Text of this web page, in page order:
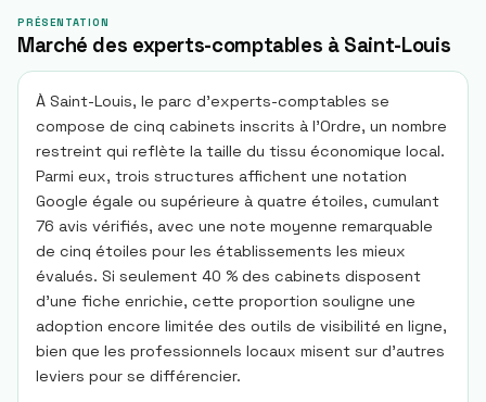
PRÉSENTATION
Marché des experts-comptables à Saint-Louis
À Saint-Louis, le parc d’experts-comptables se
compose de cinq cabinets inscrits à l’Ordre, un nombre
restreint qui reflète la taille du tissu économique local.
Parmi eux, trois structures affichent une notation
Google égale ou supérieure à quatre étoiles, cumulant
76 avis vérifiés, avec une note moyenne remarquable
de cinq étoiles pour les établissements les mieux
évalués. Si seulement 40 % des cabinets disposent
d’une fiche enrichie, cette proportion souligne une
adoption encore limitée des outils de visibilité en ligne,
bien que les professionnels locaux misent sur d’autres
leviers pour se différencier.